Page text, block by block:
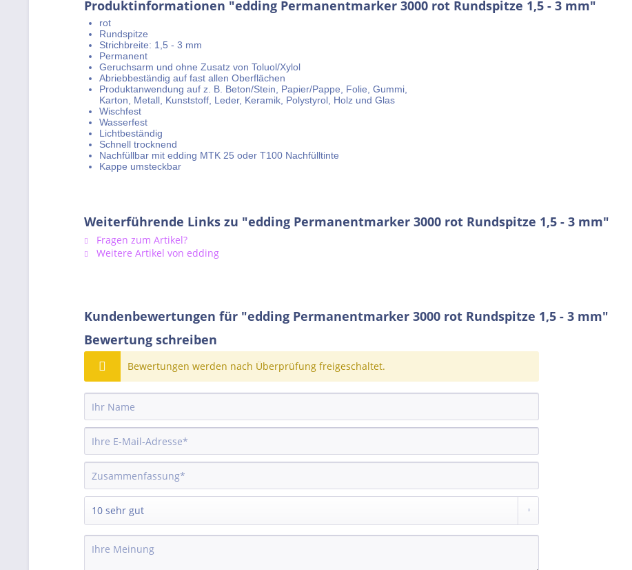
Produktinformationen "edding Permanentmarker 3000 rot Rundspitze 1,5 - 3 mm"
rot
Rundspitze
Strichbreite: 1,5 - 3 mm
Permanent
Geruchsarm und ohne Zusatz von Toluol/Xylol
Abriebbeständig auf fast allen Oberflächen
Produktanwendung auf z. B. Beton/Stein, Papier/Pappe, Folie, Gummi,
Karton, Metall, Kunststoff, Leder, Keramik, Polystyrol, Holz und Glas
Wischfest
Wasserfest
Lichtbeständig
Schnell trocknend
Nachfüllbar mit edding MTK 25 oder T100 Nachfülltinte
Kappe umsteckbar
Weiterführende Links zu "edding Permanentmarker 3000 rot Rundspitze 1,5 - 3 mm"
Fragen zum Artikel?
Weitere Artikel von edding
Kundenbewertungen für "edding Permanentmarker 3000 rot Rundspitze 1,5 - 3 mm"
Bewertung schreiben
Bewertungen werden nach Überprüfung freigeschaltet.